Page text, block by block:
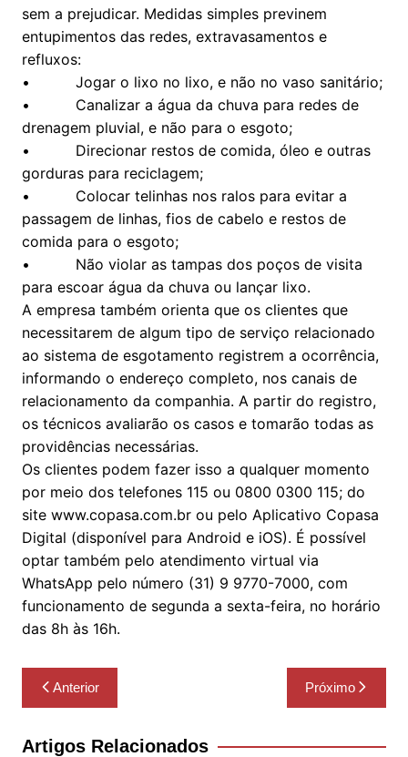
sem a prejudicar. Medidas simples previnem
entupimentos das redes, extravasamentos e
refluxos:
• Jogar o lixo no lixo, e não no vaso sanitário;
• Canalizar a água da chuva para redes de
drenagem pluvial, e não para o esgoto;
• Direcionar restos de comida, óleo e outras
gorduras para reciclagem;
• Colocar telinhas nos ralos para evitar a
passagem de linhas, fios de cabelo e restos de
comida para o esgoto;
• Não violar as tampas dos poços de visita
para escoar água da chuva ou lançar lixo.
A empresa também orienta que os clientes que
necessitarem de algum tipo de serviço relacionado
ao sistema de esgotamento registrem a ocorrência,
informando o endereço completo, nos canais de
relacionamento da companhia. A partir do registro,
os técnicos avaliarão os casos e tomarão todas as
providências necessárias.
Os clientes podem fazer isso a qualquer momento
por meio dos telefones 115 ou 0800 0300 115; do
site www.copasa.com.br ou pelo Aplicativo Copasa
Digital (disponível para Android e iOS). É possível
optar também pelo atendimento virtual via
WhatsApp pelo número (31) 9 9770-7000, com
funcionamento de segunda a sexta-feira, no horário
das 8h às 16h.
Navegação
de
Post
Anterior Próximo
Artigos Relacionados